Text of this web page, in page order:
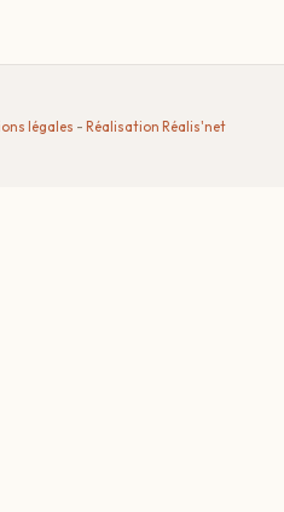
légales - Réalisation Réalis'net